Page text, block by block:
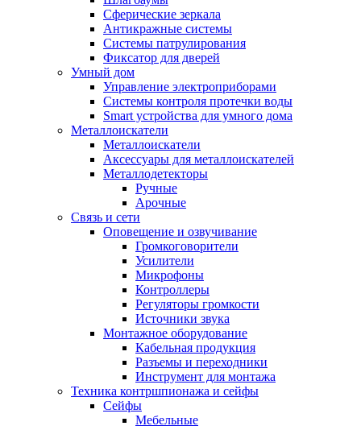
Сферические зеркала
Антикражные системы
Системы патрулирования
Фиксатор для дверей
Умный дом
Управление электроприборами
Системы контроля протечки воды
Smart устройства для умного дома
Металлоискатели
Металлоискатели
Аксессуары для металлоискателей
Металлодетекторы
Ручные
Арочные
Связь и сети
Оповещение и озвучивание
Громкоговорители
Усилители
Микрофоны
Контроллеры
Регуляторы громкости
Источники звука
Монтажное оборудование
Кабельная продукция
Разъемы и переходники
Инструмент для монтажа
Техника контршпионажа и сейфы
Сейфы
Мебельные